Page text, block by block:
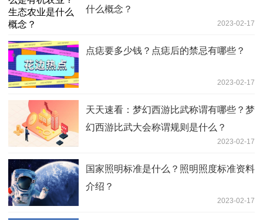
什么概念？
2023-02-17
点痣要多少钱？点痣后的禁忌有哪些？
2023-02-17
天天速看：梦幻西游比武称谓有哪些？梦
幻西游比武大会称谓规则是什么？
2023-02-17
国家照明标准是什么？照明照度标准资料
介绍？
2023-02-17